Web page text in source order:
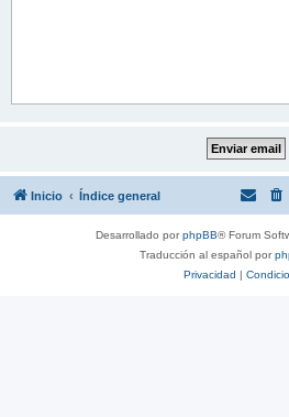
Inicio Índice general
Desarrollado porphpBB® Forum
Traducción al español por
Privacidad |